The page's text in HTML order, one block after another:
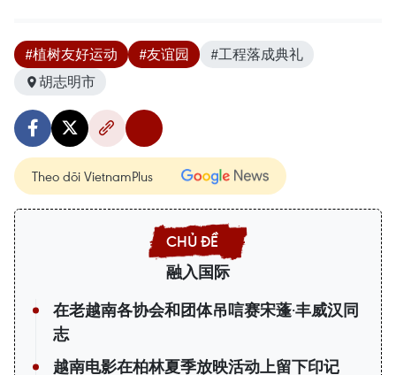
#植树友好运动 #友谊园
#工程落成典礼
胡志明市
Theo dõi VietnamPlus
融入国际
在老越南各协会和团体吊唁赛宋蓬·丰威汉同
志
越南电影在柏林夏季放映活动上留下印记